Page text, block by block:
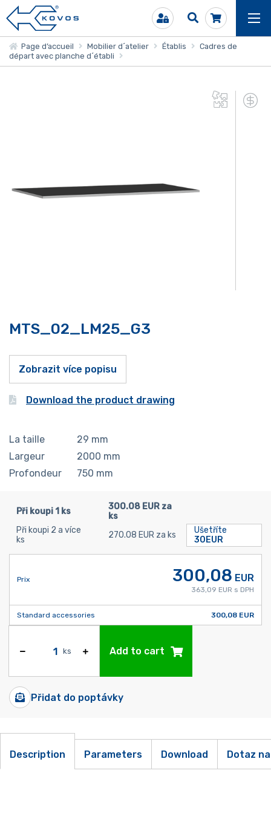
Page d’accueil Mobilier d´atelier Établis
Cadres de
départ avec planche d´établi
MTS_02_LM25_G3
Zobrazit více popisu
Download the product drawing
La taille 29 mm
Largeur
2000 mm
Profondeur
750 mm
Při koupi 1 ks
300.08 EUR za
ks
Při koupi 2 a více
ks
270.08 EUR za ks
Ušetříte
30EUR
Prix 300,08 EUR
363,09 EUR s DPH
Standard accessories 300,08 EUR
ks Add to cart
Přidat do poptávky
Description Parameters Download Dotaz